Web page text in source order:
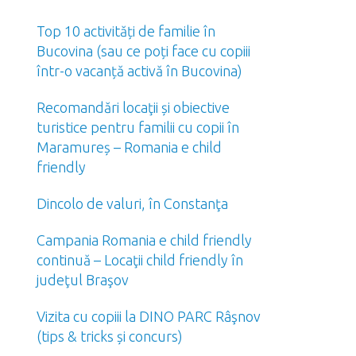
Top 10 activități de familie în
Bucovina (sau ce poți face cu copiii
într-o vacanță activă în Bucovina)
Recomandări locaţii și obiective
turistice pentru familii cu copii în
Maramureș – Romania e child
friendly
Dincolo de valuri, în Constanţa
Campania Romania e child friendly
continuă – Locaţii child friendly în
judeţul Braşov
Vizita cu copiii la DINO PARC Râşnov
(tips & tricks și concurs)